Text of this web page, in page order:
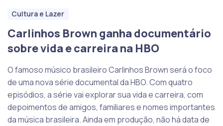
Cultura e Lazer
Carlinhos Brown ganha documentário
sobre vida e carreira na HBO
O famoso músico brasileiro Carlinhos Brown será o foco
de uma nova série documental da HBO. Com quatro
episódios, a série vai explorar sua vida e carreira, com
depoimentos de amigos, familiares e nomes importantes
da música brasileira. Ainda em produção, não há data de